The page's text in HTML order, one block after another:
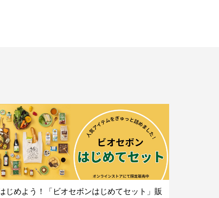
じめよう！「ビオセボンはじめてセット」販